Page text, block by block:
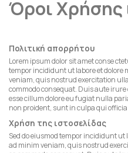
Όροι Χρήσης
Πολιτική απορρήτου
Lorem ipsum dolor sit amet conse
tempor incididunt ut labore et dolore
veniam, quis nostrud exercitation
commodo consequat. Duis aute
esse cillum dolore eu fugiat nulla
non proident, sunt in culpa qui
Χρήση της ιστοσελίδας
Sed do eiusmod tempor incididunt
ad minim veniam, quis nostrud